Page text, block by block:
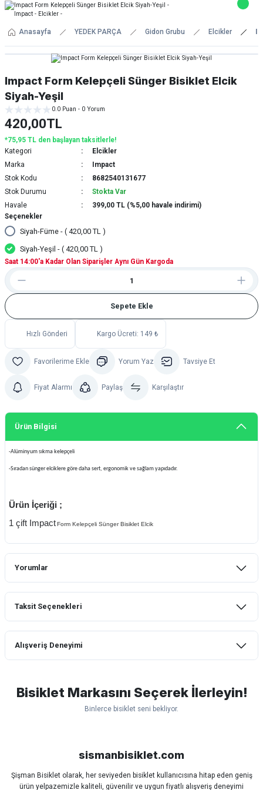
Anasayfa YEDEK PARÇA Gidon Grubu Elcikler
Impact Form Kelepçeli Sünger Bisiklet Elcik
Siyah-Yeşil
0.0 Puan - 0 Yorum
420,00TL
*75,95 TL den başlayan taksitlerle!
Kategori
Elcikler
Marka
Impact
Stok Kodu
8682540131677
Stok Durumu
Stokta Var
Havale
399,00 TL (%5,00 havale indirimi)
Saat 14:00'a Kadar Olan Siparişler Aynı Gün Kargoda
Seçenekler
Siyah-Füme - ( 420,00 TL )
Siyah-Yeşil - ( 420,00 TL )
Sepete Ekle
Hızlı Gönderi Kargo Ücreti: 149 ₺
Yorum Yaz Tavsiye Et
Fiyat Alarmı Paylaş Karşılaştır
Ürün Bilgisi
-Alüminyum sıkma kelepçeli
-Sıradan sünger elciklere göre daha sert, ergonomik ve sağlam yapıdadır.
Ürün İçeriği ;
1 çift ImpactForm Kelepçeli Sünger Bisiklet Elcik
Yorumlar
Taksit Seçenekleri
Alışveriş Deneyimi
lastik yanak kısmından 3cm yarıldı ama
normal sürüşe uygun
Bahriye Akay Tan | 21/07/2026
Bisiklet Markasını Seçerek İlerleyin!
Binlerce bisiklet seni bekliyor.
sismanbisiklet.com
Şişman Bisiklet olarak, her seviyeden bisiklet kullanıcısına hitap eden geniş
ürün yelpazemizle kaliteli, güvenilir ve uygun fiyatlı alışveriş deneyimi